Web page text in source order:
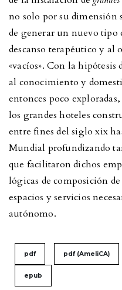
no solo por su dimensión
de generar un nuevo tipo
descanso terapéutico y
«vacíos». Con la hipótesis
al conocimiento y
entonces poco
los grandes hoteles
entre fines del siglo xix
Mundial profundizando
que facilitaron dichos
lógicas de composición
espacios y servicios
autónomo.
pdf pdf (AmeliCA)
epub